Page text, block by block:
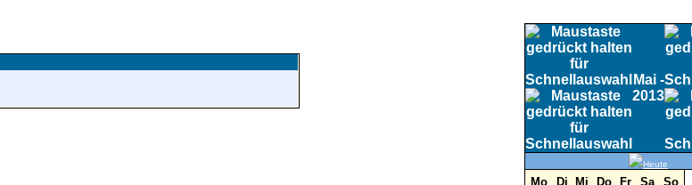
Mai -
2013
Heute
Mo Di Mi Do Fr Sa
So